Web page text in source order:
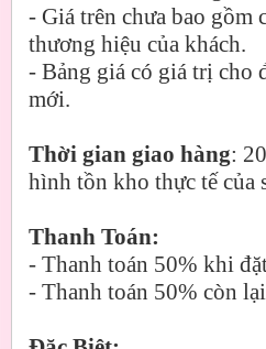
- Giá trên chưa bao gồm
thương hiệu của khách.
- Bảng giá có giá trị cho
mới.
Thời gian giao hàng:
hình tồn kho thực tế của
Thanh Toán:
- Thanh toán 50% khi
- Thanh toán 50% còn